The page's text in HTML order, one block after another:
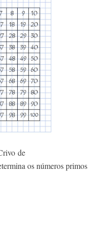
de
os números primos